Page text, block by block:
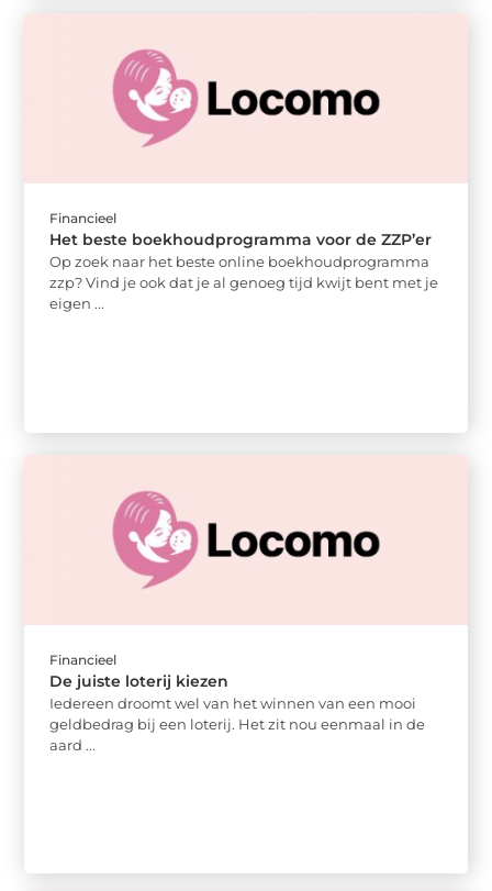
Financieel
Het beste boekhoudprogramma voor de ZZP’er
Op zoek naar het beste online boekhoudprogramma
zzp? Vind je ook dat je al genoeg tijd kwijt bent met je
eigen ...
Financieel
De juiste loterij kiezen
Iedereen droomt wel van het winnen van een mooi
geldbedrag bij een loterij. Het zit nou eenmaal in de
aard ...